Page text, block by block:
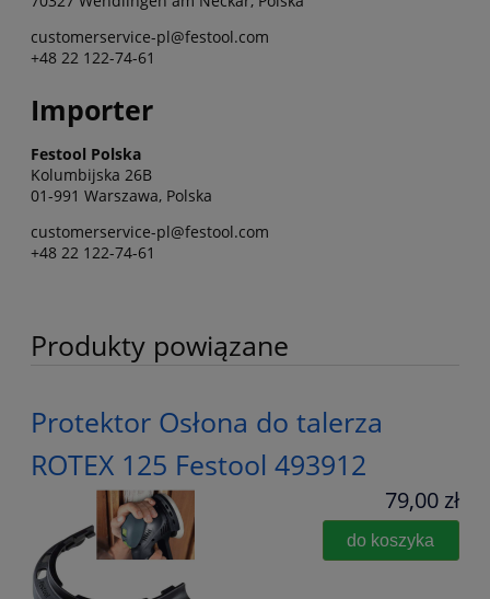
customerservice-pl@festool.com
+48 22 122-74-61
Importer
Festool Polska
Kolumbijska 26B
01-991 Warszawa, Polska
customerservice-pl@festool.com
+48 22 122-74-61
Produkty powiązane
Protektor Osłona do talerza
ROTEX 125 Festool 493912
79,00 zł
do koszyka